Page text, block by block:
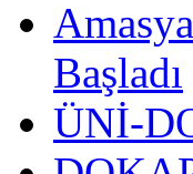
Başladı
ÜNİ-